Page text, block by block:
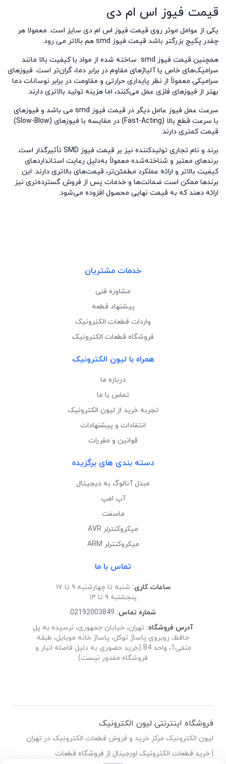
قیمت فیوز اس ام دی
یکی از عوامل موثر روی قیمت فیوز اس ام دی سایز است. معمولا هر
چقدر پکیج بزرگتر باشد قیمت فیوز smd هم بالاتر می رود.
همچنین قیمت فیوز smd ساخته شده از مواد با کیفیت بالا مانند
سرامیک‌های خاص یا آلیاژهای مقاوم در برابر دما، گران‌تر است. فیوزهای
سرامیکی معمولاً از نظر پایداری حرارتی و مقاومت در برابر نوسانات دما
بهتر از فیوزهای فلزی عمل می‌کنند، اما هزینه تولید بالاتری دارند.
سرعت عمل فیوز عامل دیگر در قیمت فیوز smd می باشد و فیوزهای
با سرعت قطع بالا (Fast-Acting) در مقایسه با فیوزهای (Slow-Blow)
قیمت کمتری دارند.
برند و نام تجاری تولیدکننده نیز بر قیمت فیوز SMD تأثیرگذار است.
برندهای معتبر و شناخته‌شده معمولاً به‌دلیل رعایت استانداردهای
کیفیت بالاتر و ارائه عملکرد مطمئن‌تر، قیمت‌های بالاتری دارند. این
برندها ممکن است ضمانت‌ها و خدمات پس از فروش گسترده‌تری نیز
ارائه دهند که به قیمت نهایی محصول افزوده می‌شود.
خدمات مشتریان
مشاوره فنی
پیشنهاد قطعه
واردات قطعات الکترونیک
فروشگاه قطعات الکترونیک
همراه با لیون الکترونیک
درباره ما
تماس با ما
تجربه خرید از لیون الکترونیک
انتقادات و پیشنهادات
قوانین و مقررات
دسته بندی های برگزیده
مبدل آنالوگ به دیجیتال
آپ امپ
ماسفت
میکروکنترلر AVR
میکروکنترلر ARM
تماس با ما
ساعات کاری: شنبه تا چهارشنبه ۹ تا ۱۷
پنجشنبه ۹ تا ۱۴
شماره تماس: 02192003849
آدرس فروشگاه: تهران، خیابان جمهوری، نرسیده به پل
حافظ، روبروی پاساژ توکل، پاساژ خانه موبایل، طبقه
منفی1، واحد B4 (خرید حضوری به دلیل فاصله انبار و
فروشگاه مقدور نیست)
فروشگاه اینترنتی لیون الکترونیک
لیون الکترونیک مرکز خرید و فروش قطعات الکترونیک در تهران
| خرید قطعات الکترونیک اورجینال از فروشگاه قطعات